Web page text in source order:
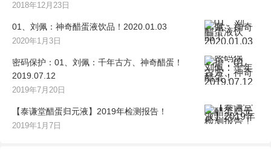
2018年12月23日
01、刘佩：神奇醋蛋液饮品！2020.01.03
2020年1月3日
密码保护：01、刘佩：千年古方、神奇醋蛋！
2019.07.12
2019年7月20日
【泰谦堂醋蛋归元液】2019年检测报告！
2019年1月7日